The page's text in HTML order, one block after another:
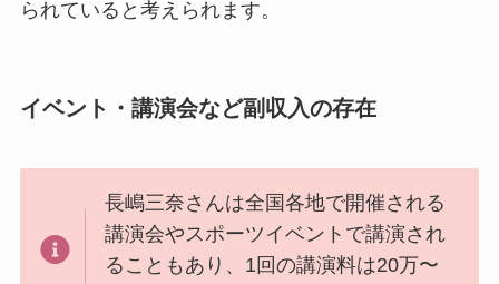
られていると考えられます。
イベント・講演会など副収入の存在
長嶋三奈さんは全国各地で開催される
講演会やスポーツイベントで講演され
ることもあり、1回の講演料は20万〜